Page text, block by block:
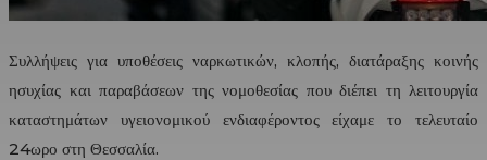
Συλλήψεις για υποθέσεις ναρκωτικών, κλοπής, διατάραξης κοινής
ησυχίας και παραβάσεων της νομοθεσίας που διέπει τη λειτουργία
καταστημάτων υγειονομικού ενδιαφέροντος είχαμε το τελευταίο
24ωρο στη Θεσσαλία.